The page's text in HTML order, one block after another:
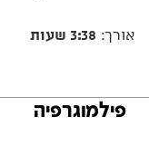
אורך:
פילמוגרפיה